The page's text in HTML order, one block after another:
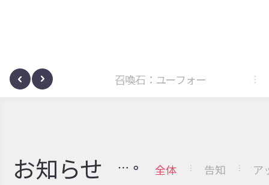
サノヴァ 召喚石：ユーフォー
お知らせ 全体 告知 ア